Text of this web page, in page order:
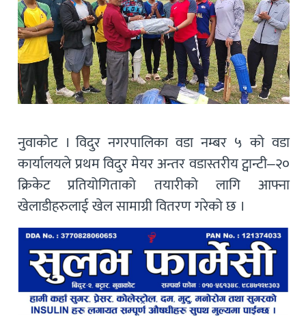
नुवाकोट । विदुर नगरपालिका वडा नम्बर ५ को वडा
कार्यालयले प्रथम विदुर मेयर अन्तर वडास्तरीय ट्वान्टी–२०
क्रिकेट प्रतियोगिताको तयारीको लागि आफ्ना
खेलाडीहरुलाई खेल सामाग्री वितरण गरेको छ ।